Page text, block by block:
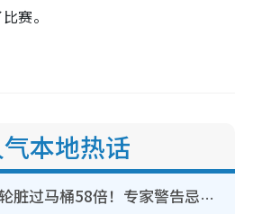
赛。
本地热话
行李清洁｜车轮脏过马桶58倍！专家警告忌用酒精擦 教1招免脏手除菌